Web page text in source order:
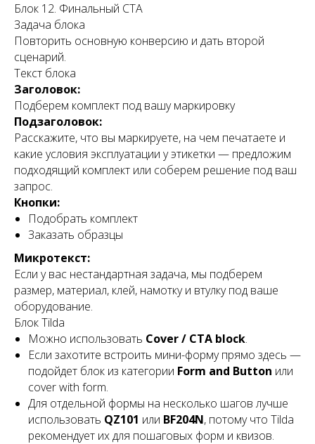
Блок 12. Финальный CTA
Задача блока
Повторить основную конверсию и дать второй
сценарий.
Текст блока
Заголовок:
Подберем комплект под вашу маркировку
Подзаголовок:
Расскажите, что вы маркируете, на чем печатаете и
какие условия эксплуатации у этикетки — предложим
подходящий комплект или соберем решение под ваш
запрос.
Кнопки:
Подобрать комплект
Заказать образцы
Микротекст:
Если у вас нестандартная задача, мы подберем
размер, материал, клей, намотку и втулку под ваше
оборудование.
Блок Tilda
Можно использовать Cover / CTA block.
Если захотите встроить мини-форму прямо здесь —
подойдет блок из категории Form and Button или
cover with form.
Для отдельной формы на несколько шагов лучше
использовать QZ101 или BF204N, потому что Tilda
рекомендует их для пошаговых форм и квизов.